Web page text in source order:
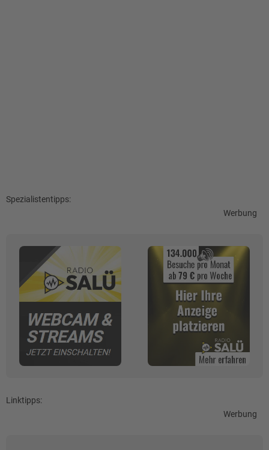
Spezialistentipps:
Werbung
Linktipps:
Werbung